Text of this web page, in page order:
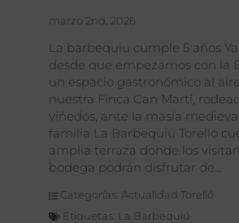
marzo 2nd, 2026
La barbequiu cumple 5 años
desde que empezamos con la
un espacio gastronómico al
nuestra Finca Can Martí,
viñedos, ante la masía
familia La Barbequiú Torelló
amplia terraza donde los
bodega podrán disfrutar de
Categorías: Actualidad Torelló
Etiquetas:
La Barbequiú